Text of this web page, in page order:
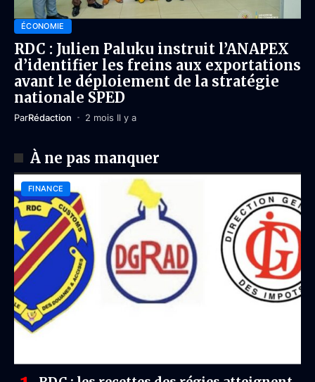
ÉCONOMIE
RDC : Julien Paluku instruit l’ANAPEX
d’identifier les freins aux exportations
avant le déploiement de la stratégie
nationale SPED
ParRédaction 2 mois Il y a
À ne pas manquer
FINANCE